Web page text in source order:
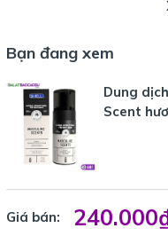
LỢI ÍCH VƯỢT TRỘI:
Làm sạch và Bảo vệ
rào kháng khuẩn, ngăn
Khử mùi hiệu quả:
bằng hương thơm nam
dưỡng ẩm, làm mềm và
Tiện lợi hàng ngày:
Bạn đang xem
Dung
Scent
Giá bán: